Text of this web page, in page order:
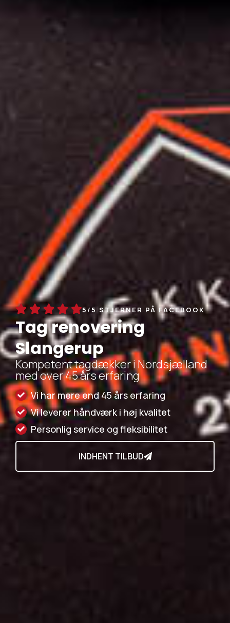
5/5 STJERNER PÅ FACEBOOK
Tag renovering
Slangerup
Kompetent tagdækker i Nordsjælland
med over 45 års erfaring
Vi har mere end 45 års erfaring
Vi leverer håndværk i høj kvalitet
Personlig service og fleksibilitet
INDHENT TILBUD